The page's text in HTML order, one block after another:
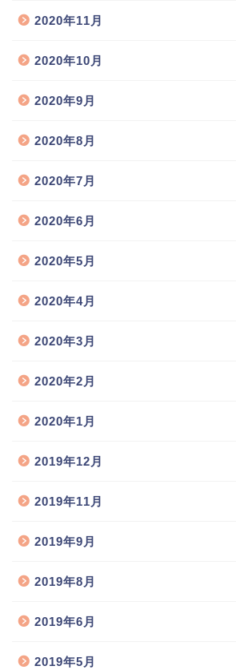
2020年11月
2020年10月
2020年9月
2020年8月
2020年7月
2020年6月
2020年5月
2020年4月
2020年3月
2020年2月
2020年1月
2019年12月
2019年11月
2019年9月
2019年8月
2019年6月
2019年5月